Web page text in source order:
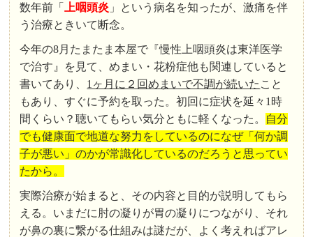
数年前「 上咽頭炎 」という病名を知ったが、激痛を伴
う治療ときいて断念。
今年の8月たまたま本屋で『慢性上咽頭炎は東洋医学
で治す』を見て、めまい・花粉症他も関連していると
書いてあり、 1ヶ月に２回めまいで不調が続いた こと
もあり、すぐに予約を取った。初回に症状を延々1時
間くらい？聴いてもらい気分ともに軽くなった。 自分
でも健康面で地道な努力をしているのになぜ「何か調
子が悪い」のかが常識化しているのだろうと思ってい
たから。
実際治療が始まると、その内容と目的が説明してもら
える。いまだに肘の凝りが胃の凝りにつながり、それ
が鼻の裏に繋がる仕組みは謎だが、よく考えればアレ